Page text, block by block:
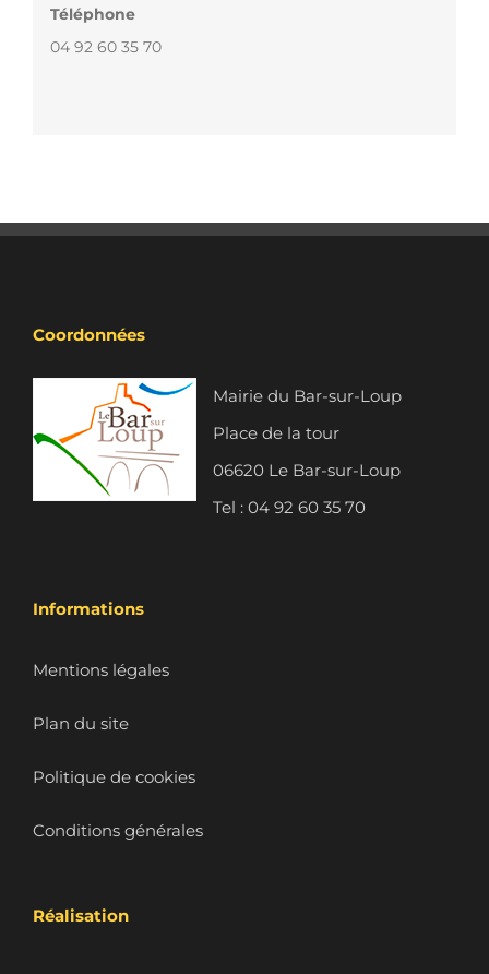
Téléphone
04 92 60 35 70
Coordonnées
Mairie du Bar-sur-Loup
Place de la tour
06620 Le Bar-sur-Loup
Tel : 04 92 60 35 70
Informations
Mentions légales
Plan du site
Politique de cookies
Conditions générales
Réalisation